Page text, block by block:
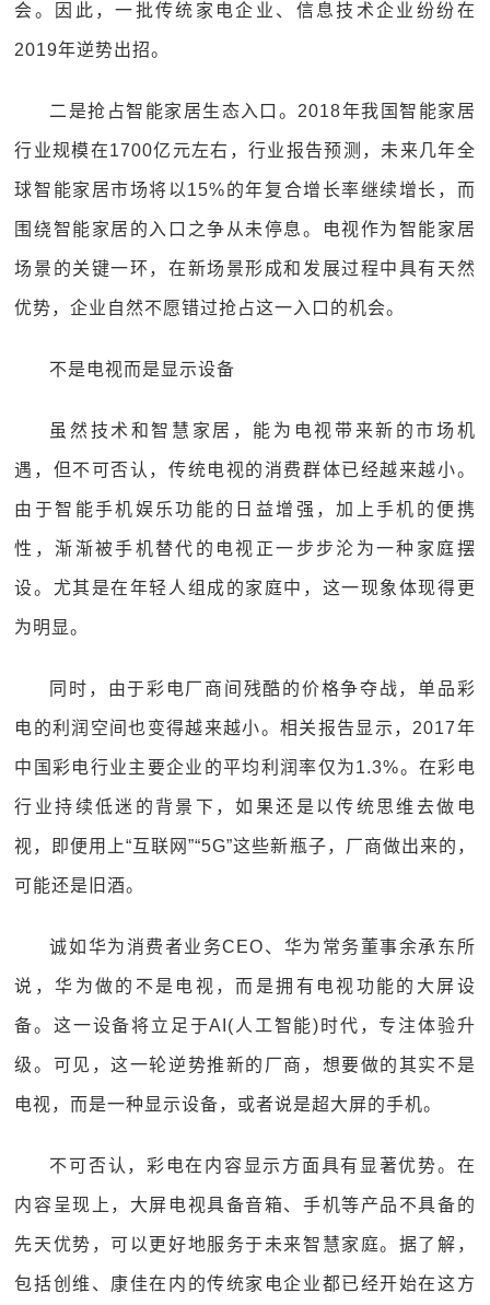
会。因此，一批传统家电企业、信息技术企业纷纷在
2019年逆势出招。
二是抢占智能家居生态入口。2018年我国智能家居
行业规模在1700亿元左右，行业报告预测，未来几年全
球智能家居市场将以15%的年复合增长率继续增长，而
围绕智能家居的入口之争从未停息。电视作为智能家居
场景的关键一环，在新场景形成和发展过程中具有天然
优势，企业自然不愿错过抢占这一入口的机会。
不是电视而是显示设备
虽然技术和智慧家居，能为电视带来新的市场机
遇，但不可否认，传统电视的消费群体已经越来越小。
由于智能手机娱乐功能的日益增强，加上手机的便携
性，渐渐被手机替代的电视正一步步沦为一种家庭摆
设。尤其是在年轻人组成的家庭中，这一现象体现得更
为明显。
同时，由于彩电厂商间残酷的价格争夺战，单品彩
电的利润空间也变得越来越小。相关报告显示，2017年
中国彩电行业主要企业的平均利润率仅为1.3%。在彩电
行业持续低迷的背景下，如果还是以传统思维去做电
视，即便用上“互联网”“5G”这些新瓶子，厂商做出来的，
可能还是旧酒。
诚如华为消费者业务CEO、华为常务董事余承东所
说，华为做的不是电视，而是拥有电视功能的大屏设
备。这一设备将立足于AI(人工智能)时代，专注体验升
级。可见，这一轮逆势推新的厂商，想要做的其实不是
电视，而是一种显示设备，或者说是超大屏的手机。
不可否认，彩电在内容显示方面具有显著优势。在
内容呈现上，大屏电视具备音箱、手机等产品不具备的
先天优势，可以更好地服务于未来智慧家庭。据了解，
包括创维、康佳在内的传统家电企业都已经开始在这方